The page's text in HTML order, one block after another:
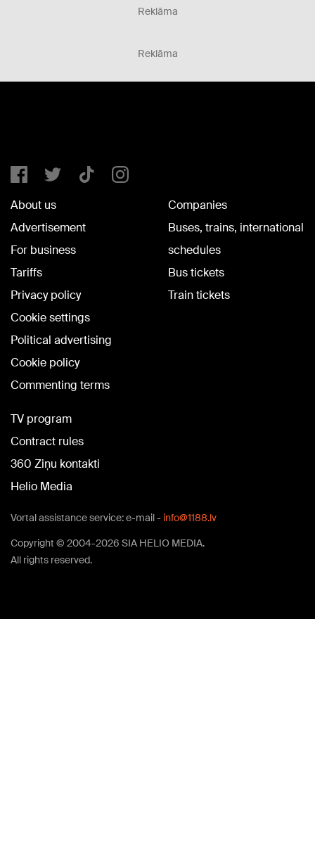
Reklāma
Reklāma
About us
Advertisement
For business
Tariffs
Privacy policy
Cookie settings
Political advertising
Cookie policy
Commenting terms
Companies
Buses, trains, international
schedules
Bus tickets
Train tickets
TV program
Contract rules
360 Ziņu kontakti
Helio Media
Vortal assistance service: e-mail - info@1188.lv
Copyright © 2004-2026 SIA HELIO MEDIA.
All rights reserved.